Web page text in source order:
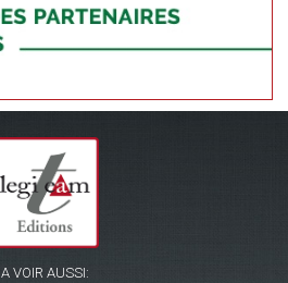
A VOIR AUSSI: